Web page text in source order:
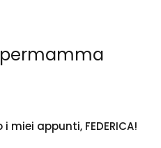
appunti, FEDERICA!